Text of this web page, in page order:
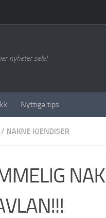
nyheter selv!
Nyttige tips
/ NAKNE KJENDISER